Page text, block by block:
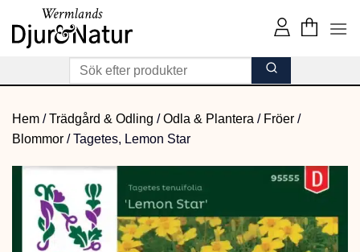
content
Hem /Trädgård & Odling /Odla & Plantera / Fröer /
Blommor /Tagetes, Lemon Star